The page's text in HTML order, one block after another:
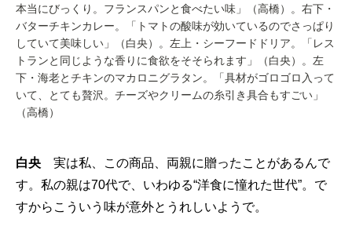
本当にびっくり。フランスパンと食べたい味」（高橋）。右下・
バターチキンカレー。「トマトの酸味が効いているのでさっぱり
していて美味しい」（白央）。左上・シーフードドリア。「レス
トランと同じような香りに食欲をそそられます」（白央）。左
下・海老とチキンのマカロニグラタン。「具材がゴロゴロ入って
いて、とても贅沢。チーズやクリームの糸引き具合もすごい」
（高橋）
白央 実は私、この商品、両親に贈ったことがあるんで
す。私の親は70代で、いわゆる“洋食に憧れた世代”。で
すからこういう味が意外とうれしいようで。